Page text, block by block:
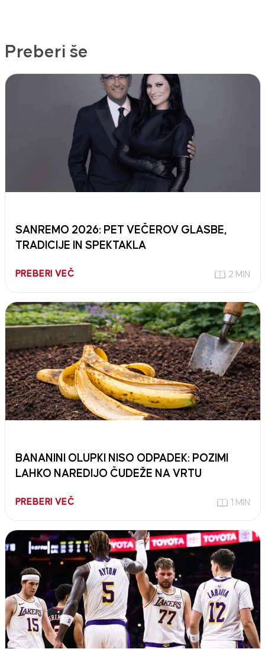
Preberi še
SANREMO 2026: PET VEČEROV GLASBE,
TRADICIJE IN SPEKTAKLA
PREBERI VEČ 2 MIN
BANANINI OLUPKI NISO ODPADEK: POZIMI
LAHKO NAREDIJO ČUDEŽE NA VRTU
PREBERI VEČ 1 MIN